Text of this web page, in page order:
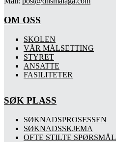
OM OSS
SKOLEN
VÅR MÅLSETTING
STYRET
ANSATTE
FASILITETER
SØK PLASS
SØKNADSPROSESSEN
SØKNADSSKJEMA
OFTE STILTE SPØRSMÅL